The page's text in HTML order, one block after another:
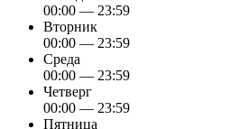
00:00 — 23:59
Вторник
00:00 — 23:59
Среда
00:00 — 23:59
Четверг
00:00 — 23:59
Пятница